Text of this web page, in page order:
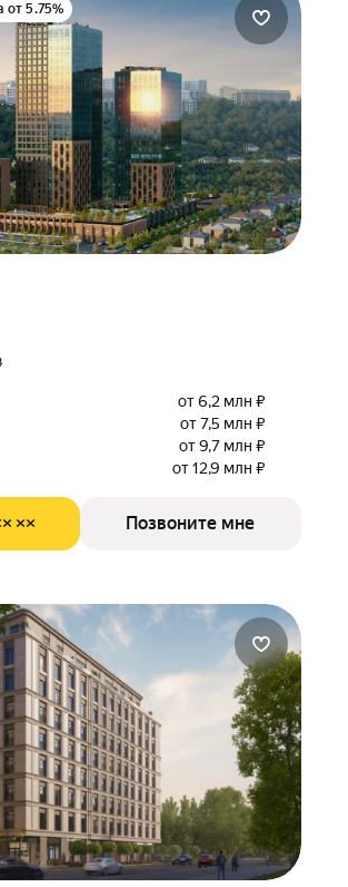
от 5.75%
от 6,2 млн ₽
от 7,5 млн ₽
от 9,7 млн ₽
от 12,9 млн ₽
×× Позвоните мне